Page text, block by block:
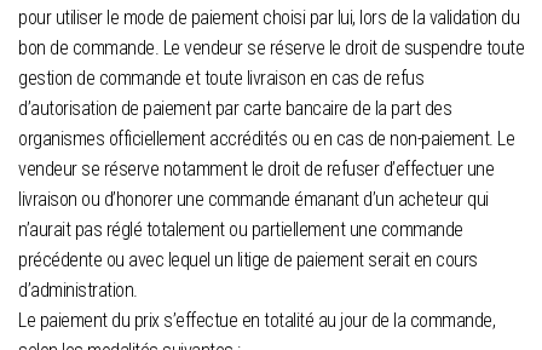
pour utiliser le mode de paiement choisi par lui, lors de la validation du
bon de commande. Le vendeur se réserve le droit de suspendre toute
gestion de commande et toute livraison en cas de refus
d’autorisation de paiement par carte bancaire de la part des
organismes officiellement accrédités ou en cas de non-paiement. Le
vendeur se réserve notamment le droit de refuser d’effectuer une
livraison ou d’honorer une commande émanant d’un acheteur qui
n’aurait pas réglé totalement ou partiellement une commande
précédente ou avec lequel un litige de paiement serait en cours
d’administration.
Le paiement du prix s’effectue en totalité au jour de la commande,